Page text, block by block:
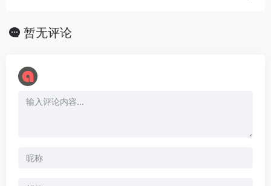
暂无评论